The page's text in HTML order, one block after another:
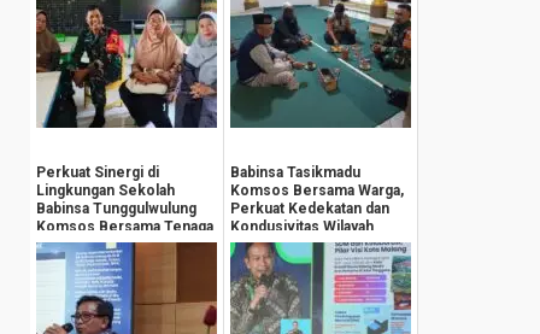
Perkuat Sinergi di
Lingkungan Sekolah
Babinsa Tunggulwulung
Komsos Bersama Tenaga
Pengajar
Babinsa Tasikmadu
Komsos Bersama Warga,
Perkuat Kedekatan dan
Kondusivitas Wilayah